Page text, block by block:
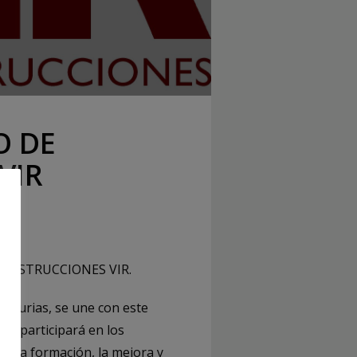
DE
VIR.
se une con este
y participará en los
la formación, la mejora y